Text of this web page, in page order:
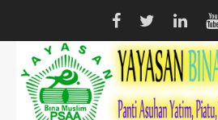
content